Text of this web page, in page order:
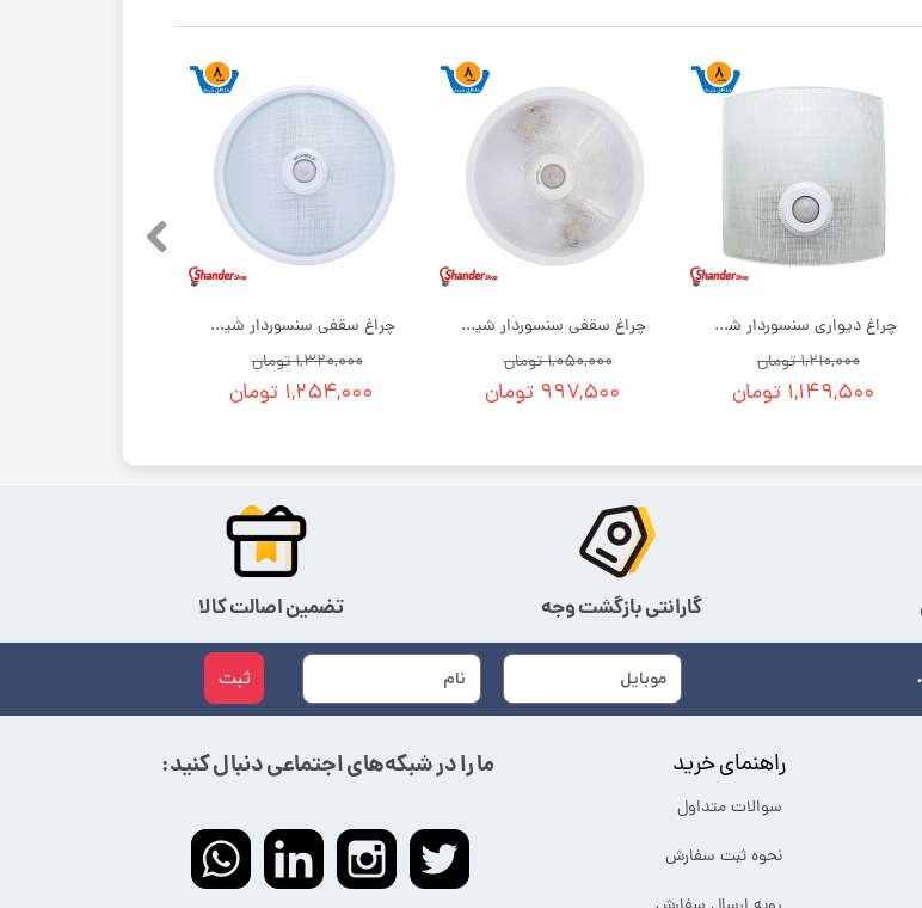
چراغ سقفی سنسوردار شیله مدل sc888 | فروش عمده
۱,۳۲۰,۰۰۰ تومان
۱,۲۵۴,۰۰۰ تومان
چراغ سقفی سنسوردار شیله مدل sc886 | فروش عمده
۱,۰۵۰,۰۰۰ تومان
۹۹۷,۵۰۰ تومان
چراغ دیواری سنسوردار شیله مدل sc444 | فروش عمده
۱,۲۱۰,۰۰۰ تومان
۱,۱۴۹,۵۰۰ تومان
ما را در شبکه‌های اجتماعی دنبال کنید:
ثبت
راهنمای خرید
سوالات متداول
نحوه ثبت سفارش
گارانتی بازگشت وجه تضمین اصالت کالا